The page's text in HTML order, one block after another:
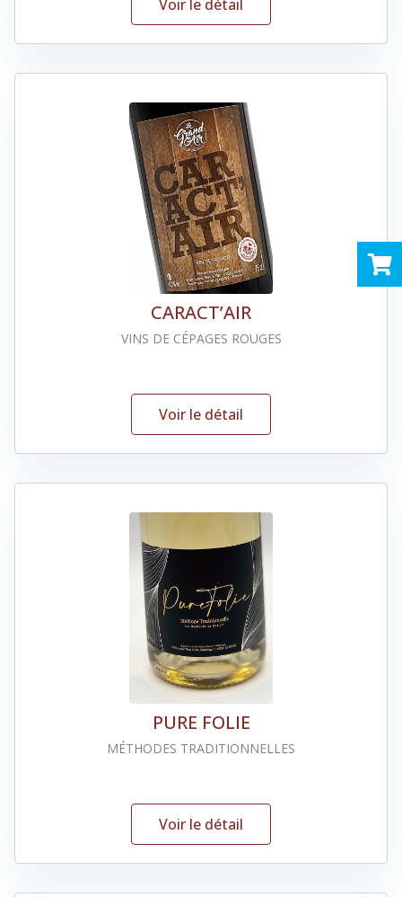
Voir le détail
CARACT’AIR
VINS DE CÉPAGES ROUGES
Voir le détail
PURE FOLIE
MÉTHODES TRADITIONNELLES
Voir le détail